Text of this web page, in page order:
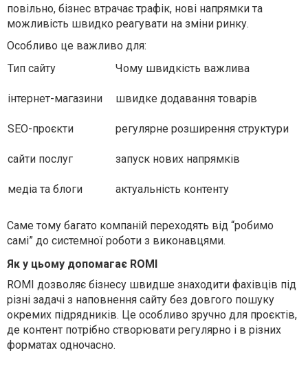
повільно, бізнес втрачає трафік, нові напрямки та
можливість швидко реагувати на зміни ринку.
Особливо це важливо для:
Тип сайту
Чому швидкість важлива
інтернет-магазини швидке додавання товарів
SEO-проєкти регулярне розширення структури
сайти послуг запуск нових напрямків
медіа та блоги актуальність контенту
Саме тому багато компаній переходять від “робимо
самі” до системної роботи з виконавцями.
Як у цьому допомагає ROMI
ROMI дозволяє бізнесу швидше знаходити фахівців під
різні задачі з наповнення сайту без довгого пошуку
окремих підрядників. Це особливо зручно для проєктів,
де контент потрібно створювати регулярно і в різних
форматах одночасно.